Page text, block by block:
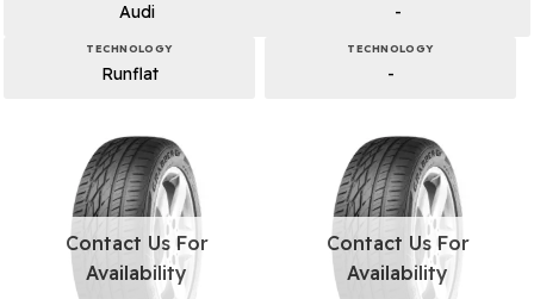
-
TECHNOLOGY
-
Audi
TECHNOLOGY
Runflat
Contact Us For
Availability
Contact Us For
Availability